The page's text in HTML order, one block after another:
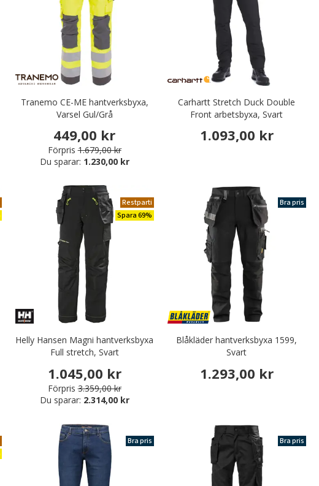
Tranemo CE-ME hantverksbyxa,
Varsel Gul/Grå
449,00 kr
Förpris 1.679,00 kr
Du sparar: 1.230,00 kr
Carhartt Stretch Duck Double
Front arbetsbyxa, Svart
1.093,00 kr
Restparti
Spara 69%
Helly Hansen Magni hantverksbyxa
Full stretch, Svart
1.045,00 kr
Förpris 3.359,00 kr
Du sparar: 2.314,00 kr
Bra pris
Blåkläder hantverksbyxa 1599,
Svart
1.293,00 kr
Bra pris Bra pris